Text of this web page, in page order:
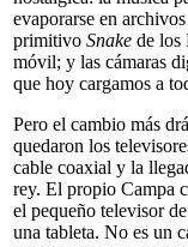
evaporarse en
primitivo Snake de los
móvil; y las cámaras
que hoy cargamos a
Pero el cambio más
quedaron los
cable coaxial y la
rey. El propio Campa
el pequeño televisor
una tableta. No es un